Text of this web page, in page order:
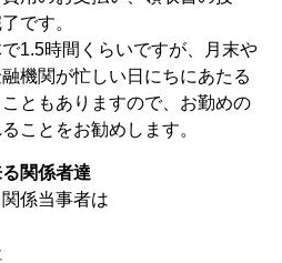
です。
1.5時間くらいですが、月末や
機関が忙しい日にちにあたる
ともありますので、お勤めの
ことをお勧めします。
関係者達
係当事者は